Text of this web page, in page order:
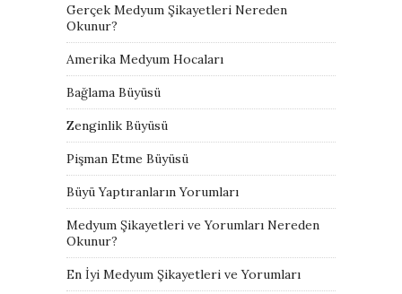
Gerçek Medyum Şikayetleri Nereden
Okunur?
Amerika Medyum Hocaları
Bağlama Büyüsü
Zenginlik Büyüsü
Pişman Etme Büyüsü
Büyü Yaptıranların Yorumları
Medyum Şikayetleri ve Yorumları Nereden
Okunur?
En İyi Medyum Şikayetleri ve Yorumları